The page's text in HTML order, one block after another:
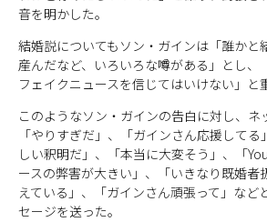
音を明かした。
結婚説についてもソン・ガインは「誰かと
産んだなど、いろいろな噂がある」とし、
フェイクニュースを信じてはいけない」と
このようなソン・ガインの告白に対し、ネ
「やりすぎだ」、「ガインさん応援して
しい釈明だ」、「本当に大変そう」、「
ースの弊害が大きい」、「いきなり既婚者
えている」、「ガインさん頑張って」など
セージを送った。